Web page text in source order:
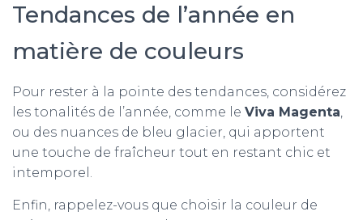
Tendances de l’année en
matière de couleurs
Pour rester à la pointe des tendances, considérez
les tonalités de l’année, comme le Viva Magenta,
ou des nuances de bleu glacier, qui apportent
une touche de fraîcheur tout en restant chic et
intemporel.
Enfin, rappelez-vous que choisir la couleur de